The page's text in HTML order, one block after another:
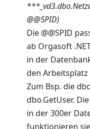
@@SPID)
Die @@SPID
ab Orgasoft
in der
den
Zum Bsp. die
dbo.GetUser.
in der 300er
funktionieren